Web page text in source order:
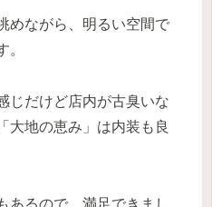
めながら、明るい空間で
。
じだけど店内が古臭いな
大地の恵み」は内装も良
るので、満足できまし